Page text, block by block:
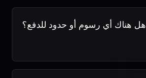
هل هناك أي رسوم أو حدود للدفع؟